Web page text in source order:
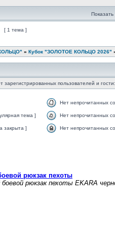
[ 1 тема ]
» Кубок "ЗОЛОТОЕ КОЛЬЦО 2026"
пользователей и
Нет непрочитанных
тема ] Нет непрочитанных
закрыта ] Нет непрочитанных